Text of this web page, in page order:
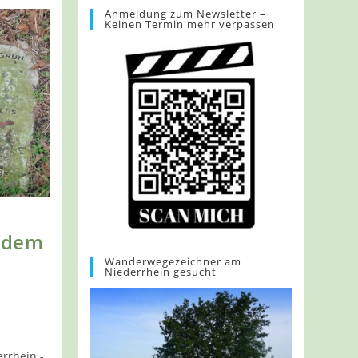
Anmeldung zum Newsletter –
Keinen Termin mehr verpassen
Wanderwegezeichner am
Niederrhein gesucht